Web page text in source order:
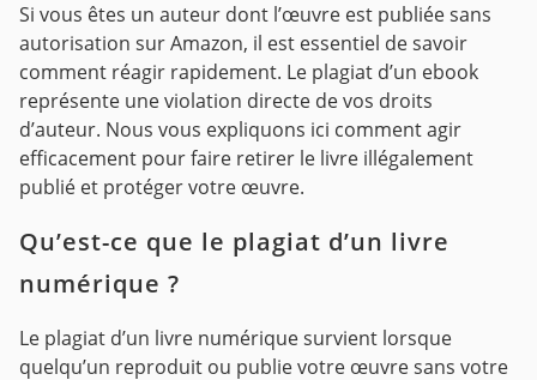
Si vous êtes un auteur dont l’œuvre est publiée sans
autorisation sur Amazon, il est essentiel de savoir
comment réagir rapidement. Le plagiat d’un ebook
représente une violation directe de vos droits
d’auteur. Nous vous expliquons ici comment agir
efficacement pour faire retirer le livre illégalement
publié et protéger votre œuvre.
Qu’est-ce que le plagiat d’un livre
numérique ?
Le plagiat d’un livre numérique survient lorsque
quelqu’un reproduit ou publie votre œuvre sans votre